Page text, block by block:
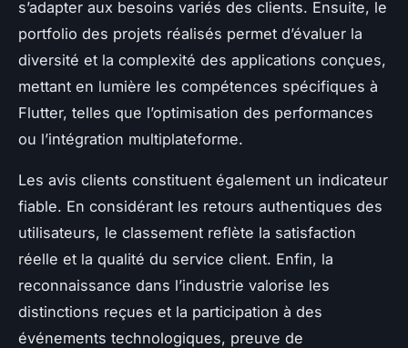
s’adapter aux besoins variés des clients. Ensuite, le
portfolio des projets réalisés permet d’évaluer la
diversité et la complexité des applications conçues,
mettant en lumière les compétences spécifiques à
Flutter, telles que l’optimisation des performances
ou l’intégration multiplateforme.
Les avis clients constituent également un indicateur
fiable. En considérant les retours authentiques des
utilisateurs, le classement reflète la satisfaction
réelle et la qualité du service client. Enfin, la
reconnaissance dans l’industrie valorise les
distinctions reçues et la participation à des
événements technologiques, preuve de